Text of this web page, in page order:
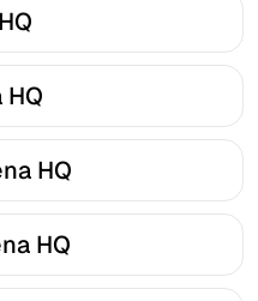
HQ
HQ